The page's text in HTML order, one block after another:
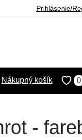
Prihlásenie/
0
Nákupný košík
-